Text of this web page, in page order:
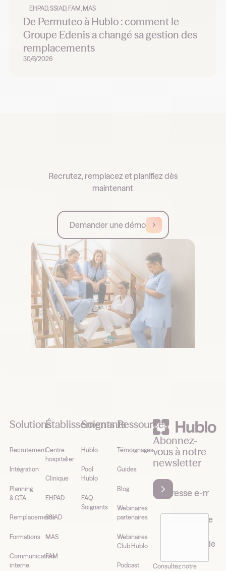
EHPAD, SSIAD, FAM, MAS
De Permuteo à Hublo : comment le
Groupe Edenis a changé sa gestion des
remplacements
30/6/2026
Recrutez, remplacez et planifiez dès
maintenant
Demander une démo
Solutions
Recrutement
Intégration
Planning
& GTA
Remplacements
Formations
Communication
interne
Établissements
Centre
hospitalier
Clinique
EHPAD
SSIAD
MAS
FAM
Soignants
Hublo
Pool
Hublo
FAQ
Soignants
Ressources
Témoignages
Guides
Blog
Webinaires
partenaires
Webinaires
Club Hublo
Podcast
Abonnez-
vous à notre
newsletter
J’accepte de
newsletter de
Consultez notre